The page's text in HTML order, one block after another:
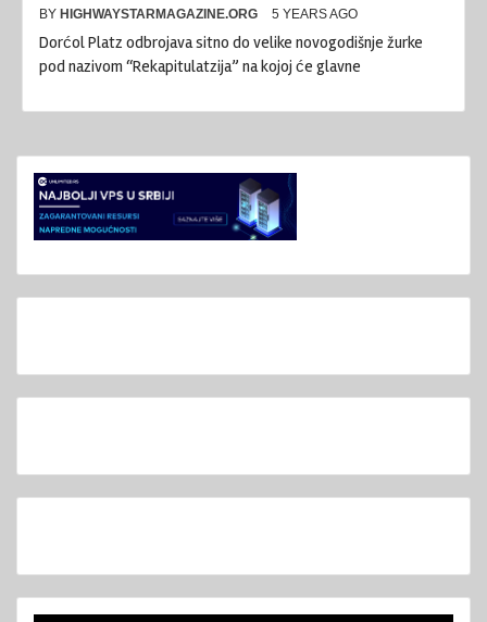
BY HIGHWAYSTARMAGAZINE.ORG 5 YEARS AGO
Dorćol Platz odbrojava sitno do velike novogodišnje žurke
pod nazivom “Rekapitulatzija” na kojoj će glavne